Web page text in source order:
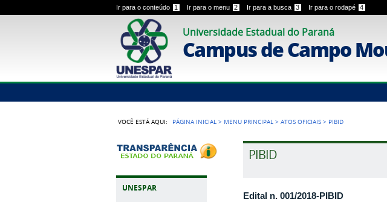
Ir para o conteúdo 1 Ir para o menu 2 Ir para a busca 3 Ir para o rodapé 4
Universidade Estadual do Paraná
Campus de Campo
VOCÊ ESTÁ AQUI: PÁGINA INICIAL > MENU PRINCIPAL >ATOS OFICIAIS > PIBID
UNESPAR
PIBID
Edital n. 001/2018-PIBID